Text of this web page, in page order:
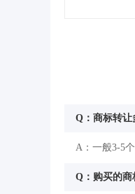
Q：商标转让
A：一般3-5
Q：购买的商